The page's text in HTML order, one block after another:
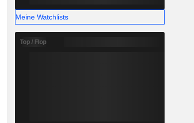
Meine Watchlists
Top / Flop